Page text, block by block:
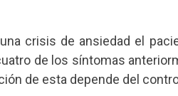
crisis de ansiedad el
de los síntomas
de esta depende del